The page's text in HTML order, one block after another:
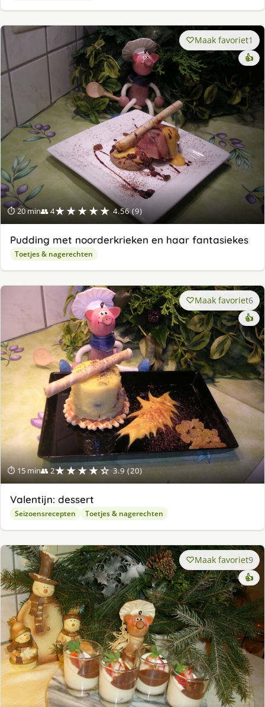
⏱ 20 min👥 4★★★★★ 4.56 (9)
Maak favoriet1
👍
Pudding met noorderkrieken en haar fantasiekes
Toetjes & nagerechten
⏱ 15 min👥 2★★★★☆ 3.9 (20)
Maak favoriet6
👍
Valentijn: dessert
Seizoensrecepten Toetjes & nagerechten
Maak favoriet9
👍